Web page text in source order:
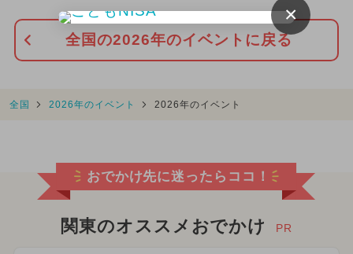
全国の2026年のイベントに戻る
全国 2026年のイベント 2026年のイベント
おでかけ先に迷ったらココ！
関東のオススメおでかけ PR
×